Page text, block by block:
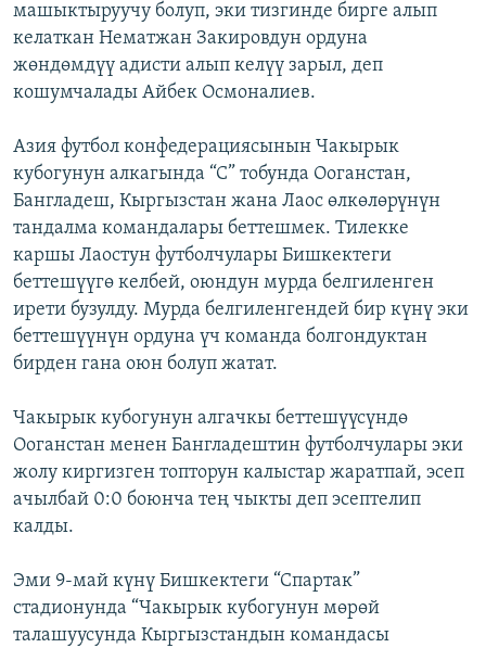
машыктыруучу болуп, эки тизгинде бирге алып
келаткан Нематжан Закировдун ордуна
жөндөмдүү адисти алып келүү зарыл, деп
кошумчалады Айбек Осмоналиев.
Азия футбол конфедерациясынын Чакырык
кубогунун алкагында “С” тобунда Ооганстан,
Бангладеш, Кыргызстан жана Лаос өлкөлөрүнүн
тандалма командалары беттешмек. Тилекке
каршы Лаостун футболчулары Бишкектеги
беттешүүгө келбей, оюндун мурда белгиленген
ирети бузулду. Мурда белгиленгендей бир күнү эки
беттешүүнүн ордуна үч команда болгондуктан
бирден гана оюн болуп жатат.
Чакырык кубогунун алгачкы беттешүүсүндө
Ооганстан менен Бангладештин футболчулары эки
жолу киргизген топторун калыстар жаратпай, эсеп
ачылбай 0:0 боюнча тең чыкты деп эсептелип
калды.
Эми 9-май күнү Бишкектеги “Спартак”
стадионунда “Чакырык кубогунун мөрөй
талашуусунда Кыргызстандын командасы